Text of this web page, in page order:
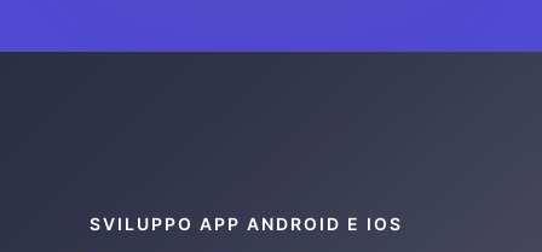
SVILUPPO APP ANDROID E IOS